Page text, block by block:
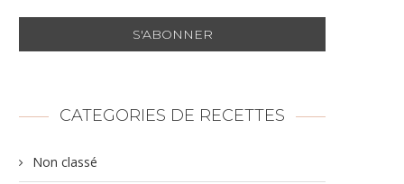
CATEGORIES DE RECETTES
Non classé